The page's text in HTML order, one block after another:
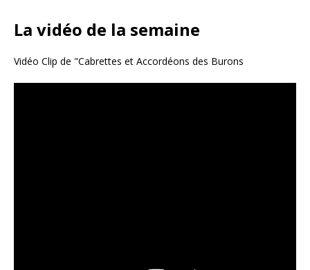
La vidéo de la semaine
Vidéo Clip de "Cabrettes et Accordéons des Burons